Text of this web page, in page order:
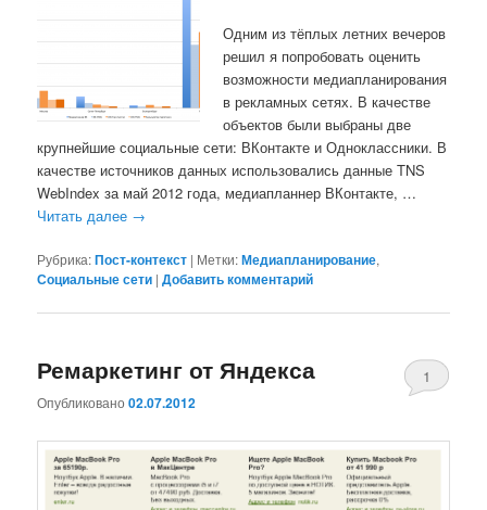
Одним из тёплых летних вечеров
решил я попробовать оценить
возможности медиапланирования
в рекламных сетях. В качестве
объектов были выбраны две
крупнейшие социальные сети: ВКонтакте и Одноклассники. В
качестве источников данных использовались данные TNS
WebIndex за май 2012 года, медиапланнер ВКонтакте, …
Читать далее →
Рубрика:Пост-контекст | Метки:Медиапланирование,
Социальные сети |Добавить комментарий
Ремаркетинг от Яндекса
Опубликовано02.07.2012
1